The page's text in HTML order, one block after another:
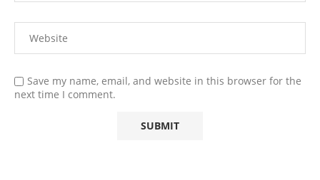
Save my name, email, and website in this browser for the
next time I comment.